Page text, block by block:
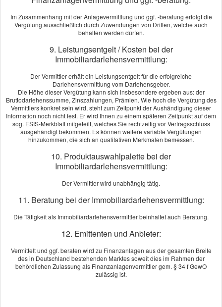
maßgeschneiderte Produkte, persönlicher Service und Hundelieb ist er
auch. Alle Versicherungen nur noch über Zimmermanns Ver­
sicherungs­makler! Bleiben Sie noch lange gesund Herr Zimmermanns.
am 16.09.2022:
Herr Zimmermanns konnte für meine speziellen Anforderungen das
perfekte Produkt ermitteln. Die Zusammenarbeit und der Service
waren ausgezeichnet, wofür ich mich an dieser Stelle noch einmal
herzlich bedanke. Herrn Zimmermanns kompetente Beratung
empfehle ich sehr gerne weiter.
am 13.09.2022:
Ich muss sagen, dass ich ohne die Unterstützung von Herrn
Zimmermanns nicht meine Firma hätten gründen können. Sein
sind hilfreich und wertvoll. Deshalb kann ich ihn nur weiterempfehlen.
Echtheit von Bewertungen
Im Zusammenhang mit der Anlagevermittlung und ggf. -beratung erfolgt die
Vergütung ausschließlich durch Zuwendungen von Dritten, welche auch
behalten werden dürfen.
9. Leistungsentgelt / Kosten bei der
Immobiliardarlehensvermittlung:
Der Vermittler erhält ein Leistungsentgelt für die erfolgreiche
Darlehensvermittlung vom Darlehensgeber.
Die Höhe dieser Vergütung kann sich insbesondere ergeben aus: der
Bruttodarlehenssumme, Zinszahlungen, Prämien. Wie hoch die Vergütung des
Vermittlers konkret sein wird, steht zum Zeitpunkt der Aushändigung dieser
Information noch nicht fest. Er wird Ihnen zu einem späteren Zeitpunkt auf dem
sog. ESIS-Merkblatt mitgeteilt, welches Sie rechtzeitig vor Vertragsschluss
ausgehändigt bekommen. Es können weitere variable Vergütungen
hinzukommen, die sich an qualitativen Merkmalen bemessen.
10. Produktauswahlpalette bei der
Immobiliardarlehensvermittlung:
Der Vermittler wird unabhängig tätig.
11. Beratung bei der Immobiliardarlehensvermittlung:
Die Tätigkeit als Immobiliardarlehensvermittler beinhaltet auch Beratung.
12. Emittenten und Anbieter:
Vermittelt und ggf. beraten wird zu Finanzanlagen aus der gesamten Breite
des in Deutschland bestehenden Marktes soweit dies im Rahmen der
behördlichen Zulassung als Finanzanlagenvermittler gem. § 34 f GewO
zulässig ist.